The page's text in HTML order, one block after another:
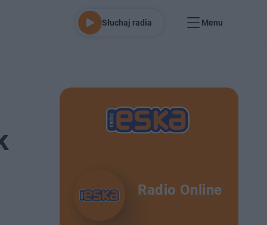
Słuchaj radia Menu
Radio Online